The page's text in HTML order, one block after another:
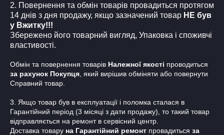
2. Повернення та обмін товарів провадиться протягом
14 днів з дня продажу, якщо зазначений товар НЕ був
у Вжитку!!!
Збережено його товарний вигляд, Упаковка і споживчі
властивості.
Обмін та повернення товарів Належної якості проводиться
за рахунок Покупця , який вирішив обміняти або повернути
Справний товар.
3. Якщо товар був в експлуатації і поломка сталася в
Гарантійний період (3 місяці з дати продажу), то такий товар
відправляється на ремонт в сервісний центр.
Доставка товару на Гарантійний ремонт провадиться за